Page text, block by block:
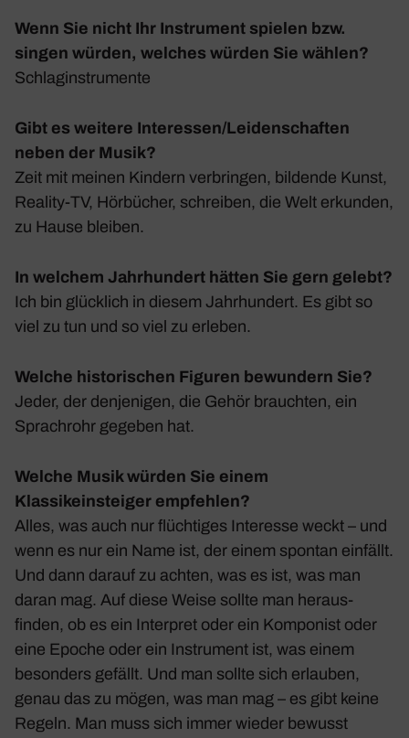
Wenn Sie nicht Ihr Instrument spielen bzw.
singen würden, welches würden Sie wählen?
Schlag­in­stru­mente
Gibt es weitere Interessen/Leidenschaften
neben der Musik?
Zeit mit meinen Kindern verbringen, bildende Kunst,
Reality-TV, Hörbü­cher, schreiben, die Welt erkunden,
zu Hause bleiben.
In welchem Jahrhundert hätten Sie gern gelebt?
Ich bin glück­lich in diesem Jahr­hun­dert. Es gibt so
viel zu tun und so viel zu erleben.
Welche historischen Figuren bewundern Sie?
Jeder, der denje­nigen, die Gehör brauchten, ein
Sprach­rohr gegeben hat.
Welche Musik würden Sie einem
Klassikeinsteiger empfehlen?
Alles, was auch nur flüch­tiges Inter­esse weckt – und
wenn es nur ein Name ist, der einem spontan einfällt.
Und dann darauf zu achten, was es ist, was man
daran mag. Auf diese Weise sollte man heraus­
finden, ob es ein Inter­pret oder ein Kompo­nist oder
eine Epoche oder ein Instru­ment ist, was einem
beson­ders gefällt. Und man sollte sich erlauben,
genau das zu mögen, was man mag – es gibt keine
Regeln. Man muss sich immer wieder bewusst